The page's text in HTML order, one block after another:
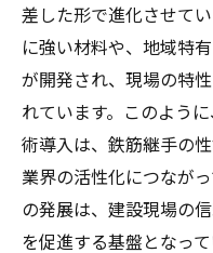
差した形で進化させて
に強い材料や、地域特
が開発され、現場の特
れています。このよう
術導入は、鉄筋継手の
業界の活性化につなが
の発展は、建設現場の
を促進する基盤となって